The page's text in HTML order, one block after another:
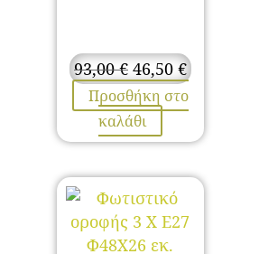
93,00€ Original
price
was:
93,00 €.
46,50 €Η
τρέχουσα
τιμή
είναι:
Προσθήκη στο
καλάθι